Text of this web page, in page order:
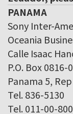
PANAMA
Sony Inter-
Oceania
Calle Isaac
P.O. Box 0816-
Panama 5,
Tel. 836-5130
Tel. 011-00-